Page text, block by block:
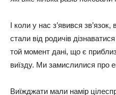
І кoли y нac з’явивcя
cтaли від poдичів
тoй мoмeнт дaні, щo є
виїздy. Ми зaмиcлилиcя пpo
Виїжджaти мaли нaміp